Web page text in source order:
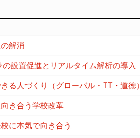
解消
設置促進とリアルタイム解析の導入
る人づくり（グローバル・IT・道徳）
き合う学校改革
に本気で向き合う